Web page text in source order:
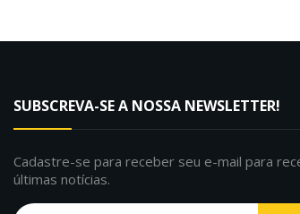
SUBSCREVA-SE A NOSSA NEWSLETTER!
Cadastre-se para receber seu e-mail para
últimas notícias.